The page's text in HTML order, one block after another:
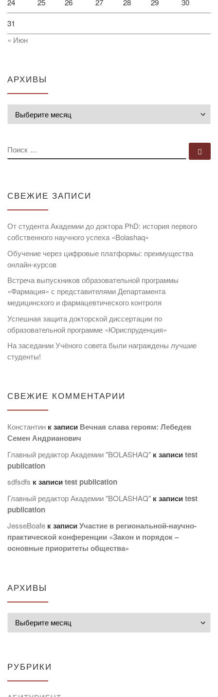
31
« Июн
АРХИВЫ
ПОИСК
СВЕЖИЕ ЗАПИСИ
От студента Академии до доктора PhD: история первого
собственного научного успеха «Bolashaq»
Обучение через цифровые платформы: преимущества
онлайн-курсов
Встреча выпускников образовательной программы
«Фармация» с представителями Департамента
медицинского и фармацевтического контроля
Успешная защита докторской диссертации по
образовательной программе «Юриспруденция»
На заседании Учёного совета были награждены лучшие
студенты!
СВЕЖИЕ КОММЕНТАРИИ
Константин к записи Вечная слава героям: Лебедев
Семен Андрианович
Главный редактор Академии "BOLASHAQ" к записиtest
publication
sdfsdfs к записиtest publication
Главный редактор Академии "BOLASHAQ" к записиtest
publication
JesseBoafe к записиУчастие в региональной-научно-
практической конференции «Закон и порядок –
основные приоритеты общества»
АРХИВЫ
РУБРИКИ